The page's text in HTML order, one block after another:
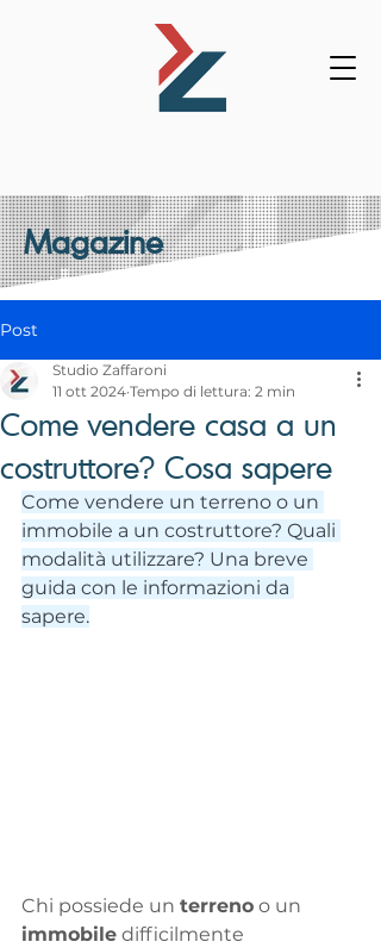
Magazine
Post
Come vendere casa a un
costruttore? Cosa sapere
Studio Zaffaroni
11 ott 2024 Tempo di lettura: 2 min
Come vendere un terreno o un
immobile a un costruttore? Quali
modalità utilizzare? Una breve
guida con le informazioni da
sapere.
Chi possiede un terreno o un
immobile difficilmente